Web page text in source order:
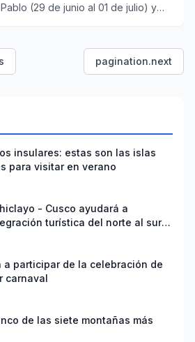
(29 de junio al 01 de julio) y
pagination.next
insulares: estas son las islas
para visitar en verano
- Cusco ayudará a
turística del norte al sur
a participar de la celebración de
carnaval
de las siete montañas más